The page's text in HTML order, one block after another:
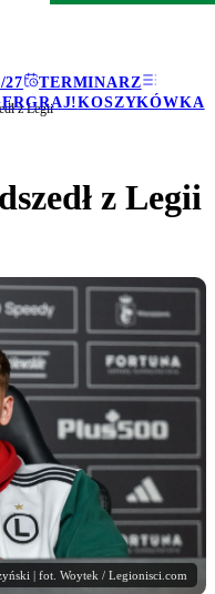
27
TERMINARZ
GRAJ!KOSZYKÓWKA
z Legii
z Legii
| fot. Woytek / Legionisci.com